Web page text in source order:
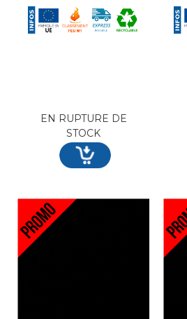
EN RUPTURE DE
STOCK